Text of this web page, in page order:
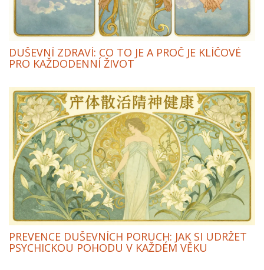
DUŠEVNÍ ZDRAVÍ: CO TO JE A PROČ JE KLÍČOVÉ
PRO KAŽDODENNÍ ŽIVOT
PREVENCE DUŠEVNÍCH PORUCH: JAK SI UDRŽET
PSYCHICKOU POHODU V KAŽDÉM VĚKU